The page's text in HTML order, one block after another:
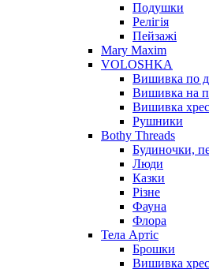
Подушки
Релігія
Пейзажі
Mary Maxim
VOLOSHKA
Вишивка по
Вишивка на
Вишивка
Рушники
Bothy Threads
Будиночки,
Люди
Казки
Різне
Фауна
Флора
Тела Артіс
Брошки
Вишивка